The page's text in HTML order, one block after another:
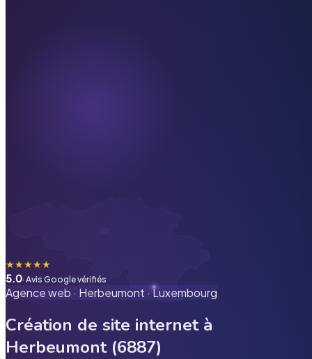
★★★★★
5.0· Avis Google vérifiés
Agence web · Herbeumont ·Luxembourg
Création de site internet à
Herbeumont(6887)